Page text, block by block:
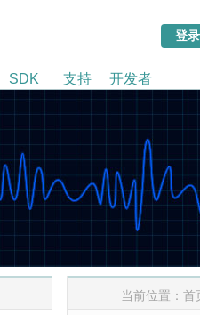
SDK 支持 开发者
当前位置： 首